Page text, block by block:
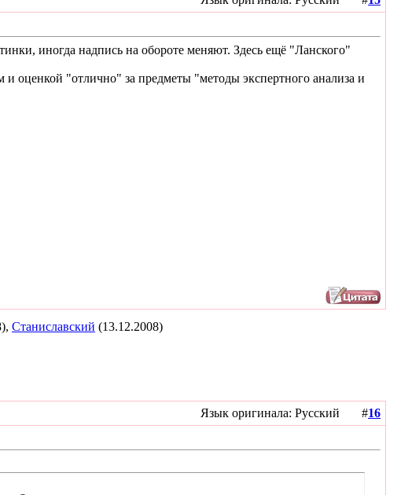
иногда надпись на обороте меняют. Здесь ещё "Ланского"
оценкой "отлично" за предметы "методы экспертного анализа и
Станиславский (13.12.2008)
Язык оригинала: Русский #16